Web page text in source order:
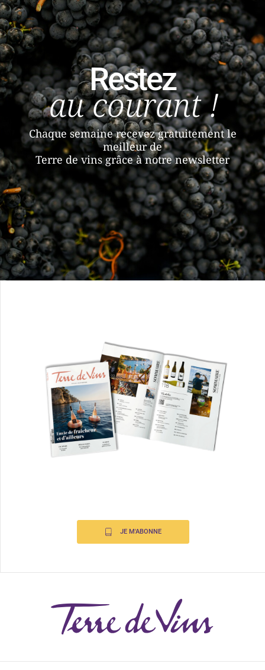
Restez
au courant !
Chaque semaine recevez gratuitement le
meilleur de
Terre de vins grâce à notre newsletter
JE M'ABONNE